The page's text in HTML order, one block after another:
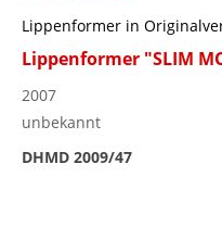
Lippenformer in
Lippenformer "SLIM
2007
unbekannt
DHMD 2009/47